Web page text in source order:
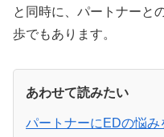
と同時に、パートナーと
歩でもあります。
あわせて読みたい
パートナーにEDの悩